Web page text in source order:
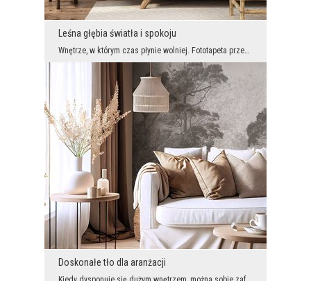
Leśna głębia światła i spokoju
Wnętrze, w którym czas płynie wolniej. Fototapeta przenosi Cię w sam środek majestatycznego lasu,...
Doskonałe tło dla aranżacji